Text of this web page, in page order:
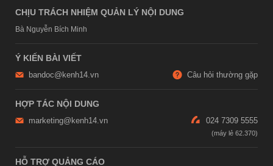
CHỊU TRÁCH NHIỆM QUẢN LÝ NỘI DUNG
Bà Nguyễn Bích Minh
Ý KIẾN BÀI VIẾT
bandoc@kenh14.vn Câu hỏi thường gặp
HỢP TÁC NỘI DUNG
marketing@kenh14.vn 024 7309 5555
HỖ TRỢ QUẢNG CÁO